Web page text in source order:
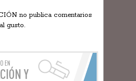
no publica comentarios
gusto.